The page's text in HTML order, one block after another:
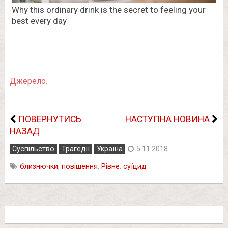
Джерело.
ПОВЕРНУТИСЬ
НАЗАД
НАСТУПНА НОВИНА
Суспільство Трагедії Україна 5.11.2018
близнючки, повішення, Рівне, суїцид